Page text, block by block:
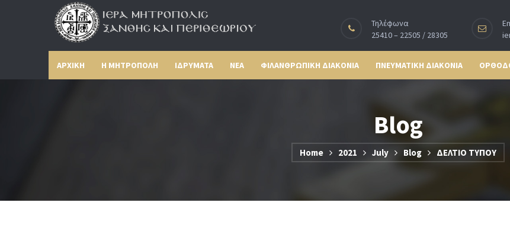
Τηλέφωνα
25410 – 22505 / 28305
ΑΡΧΙΚΗ Η ΜΗΤΡΟΠΟΛΗ ΙΔΡΥΜΑΤΑ ΝΕΑ ΦΙΛΑΝΘΡΩΠΙΚΗ ΔΙΑΚΟΝΙΑ ΠΝΕΥΜΑΤΙΚΗ ΔΙΑΚΟΝΙΑ
Blog
Home 2021 July Blog ΔΕΛΤΙΟ ΤΥΠΟΥ